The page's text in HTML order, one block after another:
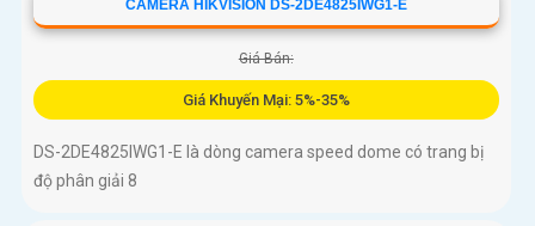
CAMERA HIKVISION DS-2DE4825IWG1-E
Giá Bán:
Giá Khuyến Mại: 5%-35%
DS-2DE4825IWG1-E là dòng camera speed dome có trang bị
độ phân giải 8